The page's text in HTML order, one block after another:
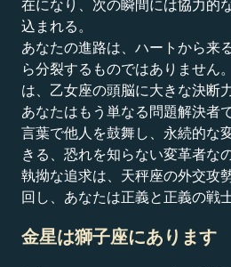
在になり、次の瞬間には協力的
込まれる。
あなたの進路は、ハートから来
ら分裂するものではありません
は、乙女座の頭脳に大きな決断
あなたはもう単なる問題解決者
言葉で他人を鼓舞し、永続的な
きる、恐れを知らない変革者な
執拗な追求は、天秤座の外交攻
回し、あなたは正義と正義の戦
金星は獅子座にあります